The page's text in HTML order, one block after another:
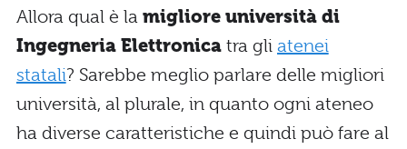
Allora qual è la migliore università di
Ingegneria Elettronica tra gli atenei
statali? Sarebbe meglio parlare delle migliori
università, al plurale, in quanto ogni ateneo
ha diverse caratteristiche e quindi può fare al